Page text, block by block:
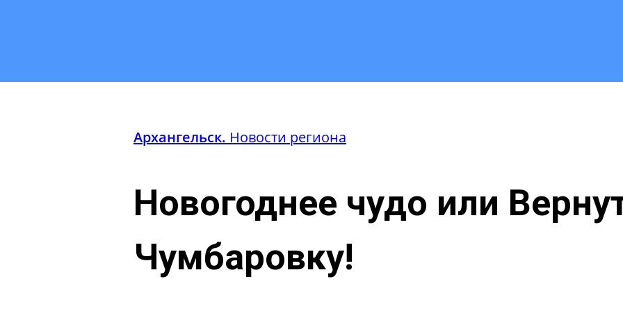
Архангельск. Новости региона
Новогоднее чудо или
Чумбаровку!